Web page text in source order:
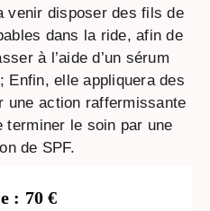
venir disposer des fils de
dans la ride, afin de
à l’aide d’un sérum
Enfin, elle appliquera des
une action raffermissante
terminer le soin par une
de SPF.
: 70 €